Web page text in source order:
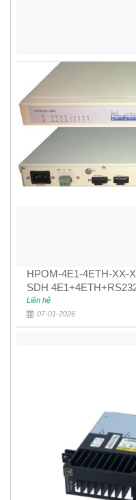
HPOM-4E1-4ETH-XX-
SDH
Liên hệ
07-01-2026